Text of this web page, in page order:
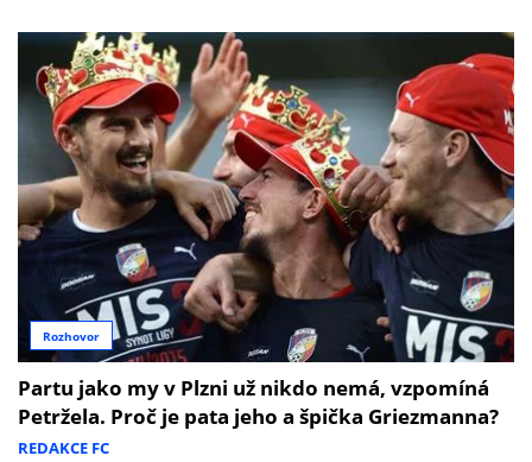
Rozhovor
Partu jako my v Plzni už nikdo nemá, vzpomíná
Petržela. Proč je pata jeho a špička Griezmanna?
REDAKCE FC